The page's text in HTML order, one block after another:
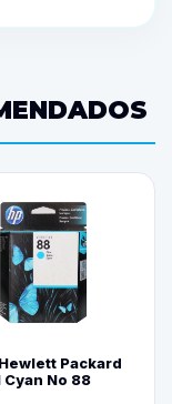
Packard
No 88